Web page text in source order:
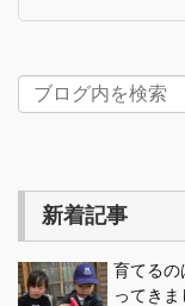
新着記事
育てるの
ってきま